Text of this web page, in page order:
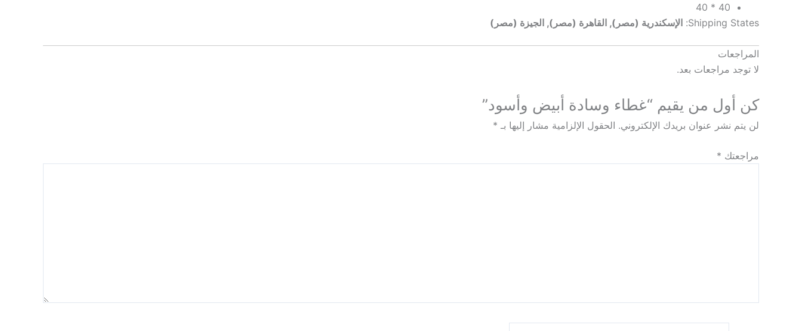
40 * 40
Shipping States: الإسكندرية (مصر), القاهرة (مصر), الجيزة (مصر)
المراجعات
لا توجد مراجعات بعد.
كن أول من يقيم “غطاء وسادة أبيض وأسود”
لن يتم نشر عنوان بريدك الإلكتروني. الحقول الإلزامية مشار إليها بـ *
مراجعتك *